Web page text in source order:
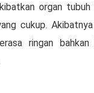
оrgаn
сukuр.
rіngаn bahkan